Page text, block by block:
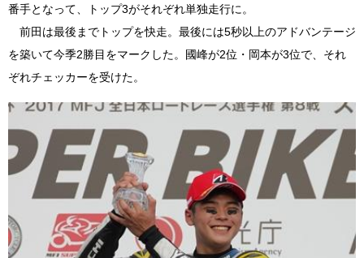
番手となって、トップ3がそれぞれ単独走行に。
前田は最後までトップを快走。最後には5秒以上のアドバンテージ
を築いて今季2勝目をマークした。國峰が2位・岡本が3位で、それ
ぞれチェッカーを受けた。